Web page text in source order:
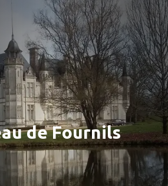
de Fournils